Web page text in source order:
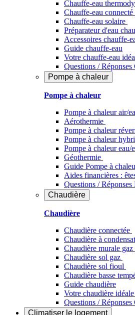
Chauffe-eau
Chauffe-eau connecté
Chauffe-eau solaire
Préparateur d'eau
Accessoires chauffe-
Guide chauffe-eau
Votre chauffe-eau
Questions / Réponses
Pompe à chaleur
Pompe à chaleur
Pompe à chaleur air/
Aérothermie
Pompe à chaleur
Pompe à chaleur
Pompe à chaleur​ eau/
Géothermie
Guide Pompe à
Aides financières :
Questions / Réponses
Chaudière
Chaudière
Chaudière connectée
Chaudière à
Chaudière murale gaz
Chaudière sol gaz
Chaudière sol fioul
Chaudière basse
Guide chaudière
Votre chaudière
Questions / Réponses
Climatiser le logement